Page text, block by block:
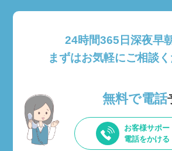
24時間365日深夜早
まずはお気軽にご相談く
無料で電話
お客様サポ
電話をかける